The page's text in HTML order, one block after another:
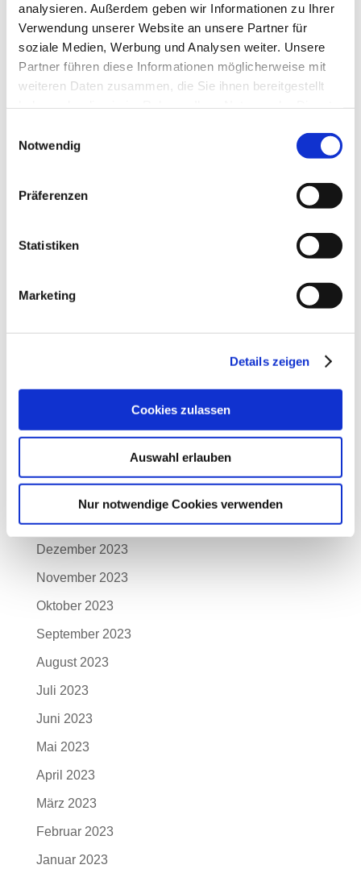
analysieren. Außerdem geben wir Informationen zu Ihrer
Verwendung unserer Website an unsere Partner für
soziale Medien, Werbung und Analysen weiter. Unsere
Partner führen diese Informationen möglicherweise mit
weiteren Daten zusammen, die Sie ihnen bereitgestellt
Notwendig
Präferenzen
Statistiken
Marketing
Details zeigen
Cookies zulassen
Auswahl erlauben
Nur notwendige Cookies verwenden
Juli 2025
Juni 2025
Mai 2025
Februar 2025
November 2024
September 2024
April 2024
Januar 2024
Dezember 2023
November 2023
Oktober 2023
September 2023
August 2023
Juli 2023
Juni 2023
Mai 2023
April 2023
März 2023
Februar 2023
Januar 2023